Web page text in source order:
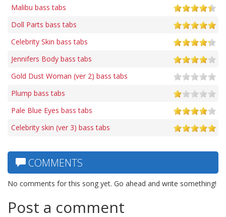
Malibu bass tabs
Doll Parts bass tabs
Celebrity Skin bass tabs
Jennifers Body bass tabs
Gold Dust Woman (ver 2) bass tabs
Plump bass tabs
Pale Blue Eyes bass tabs
Celebrity skin (ver 3) bass tabs
COMMENTS
No comments for this song yet. Go ahead and write something!
Post a comment